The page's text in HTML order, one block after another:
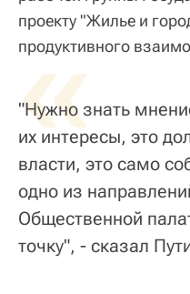
проекту "Жилье и
продуктивного
«
"Нужно знать
их интересы, это
власти, это само
одно из
Общественной
точку", - сказал